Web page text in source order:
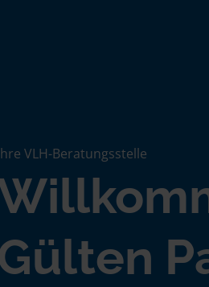
VLH-Beratungsstelle